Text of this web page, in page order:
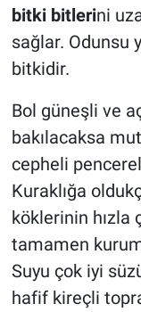
bitki bitlerini
sağlar. Odunsu
bitkidir.
Bol güneşli ve
bakılacaksa
cepheli
Kuraklığa
köklerinin hızla
tamamen
Suyu çok iyi
hafif kireçli